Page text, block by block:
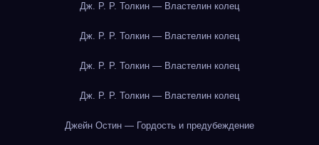
Дж. Р. Р. Толкин — Властелин колец
Дж. Р. Р. Толкин — Властелин колец
Дж. Р. Р. Толкин — Властелин колец
Дж. Р. Р. Толкин — Властелин колец
Джейн Остин — Гордость и предубеждение